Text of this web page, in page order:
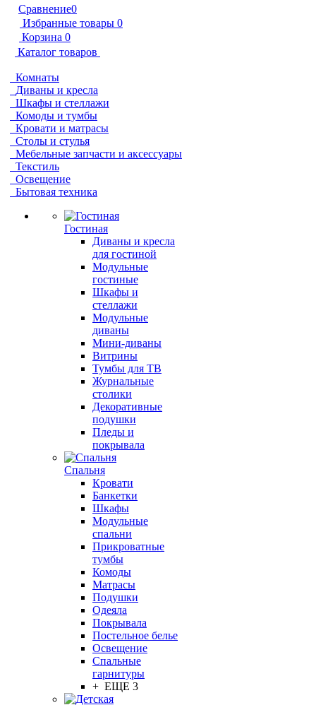
Сравнение0
Избранные товары 0
Корзина 0
Каталог товаров
Комнаты
Диваны и кресла
Шкафы и стеллажи
Комоды и тумбы
Кровати и матрасы
Столы и стулья
Мебельные запчасти и аксессуары
Текстиль
Освещение
Бытовая техника
Гостиная
Диваны и кресла
для гостиной
Модульные
гостиные
Шкафы и
стеллажи
Модульные
диваны
Мини-диваны
Витрины
Тумбы для ТВ
Журнальные
столики
Декоративные
подушки
Пледы и
покрывала
Спальня
Кровати
Банкетки
Шкафы
Модульные
спальни
Прикроватные
тумбы
Комоды
Матрасы
Подушки
Одеяла
Покрывала
Постельное белье
Освещение
Спальные
гарнитуры
+ ЕЩЕ 3